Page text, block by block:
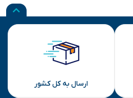
ارسال به کل کشور